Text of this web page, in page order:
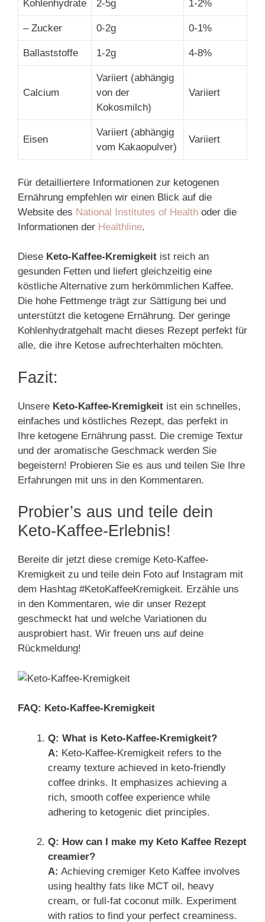
Kohlenhydrate 2-5g 1-2%
– Zucker 0-2g 0-1%
Ballaststoffe 1-2g 4-8%
Calcium
Variiert (abhängig
von der
Kokosmilch)
Variiert
Eisen
Variiert (abhängig
vom Kakaopulver)
Variiert
Für detailliertere Informationen zur ketogenen
Ernährung empfehlen wir einen Blick auf die
Website des National Institutes of Health oder die
Informationen der Healthline.
Diese Keto-Kaffee-Kremigkeit ist reich an
gesunden Fetten und liefert gleichzeitig eine
köstliche Alternative zum herkömmlichen Kaffee.
Die hohe Fettmenge trägt zur Sättigung bei und
unterstützt die ketogene Ernährung. Der geringe
Kohlenhydratgehalt macht dieses Rezept perfekt für
alle, die ihre Ketose aufrechterhalten möchten.
Fazit:
Unsere Keto-Kaffee-Kremigkeit ist ein schnelles,
einfaches und köstliches Rezept, das perfekt in
Ihre ketogene Ernährung passt. Die cremige Textur
und der aromatische Geschmack werden Sie
begeistern! Probieren Sie es aus und teilen Sie Ihre
Erfahrungen mit uns in den Kommentaren.
Probier’s aus und teile dein
Keto-Kaffee-Erlebnis!
Bereite dir jetzt diese cremige Keto-Kaffee-
Kremigkeit zu und teile dein Foto auf Instagram mit
dem Hashtag #KetoKaffeeKremigkeit. Erzähle uns
in den Kommentaren, wie dir unser Rezept
geschmeckt hat und welche Variationen du
ausprobiert hast. Wir freuen uns auf deine
Rückmeldung!
FAQ: Keto-Kaffee-Kremigkeit
Q: What is Keto-Kaffee-Kremigkeit?
A: Keto-Kaffee-Kremigkeit refers to the
creamy texture achieved in keto-friendly
coffee drinks. It emphasizes achieving a
rich, smooth coffee experience while
adhering to ketogenic diet principles.
Q: How can I make my Keto Kaffee Rezept
creamier?
A: Achieving cremiger Keto Kaffee involves
using healthy fats like MCT oil, heavy
cream, or full-fat coconut milk. Experiment
with ratios to find your perfect creaminess.